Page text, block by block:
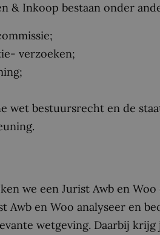
& Inkoop bestaan onder
verzoeken;
wet bestuursrecht en de
we een Jurist Awb en
en Woo analyseer en
wetgeving. Daarbij